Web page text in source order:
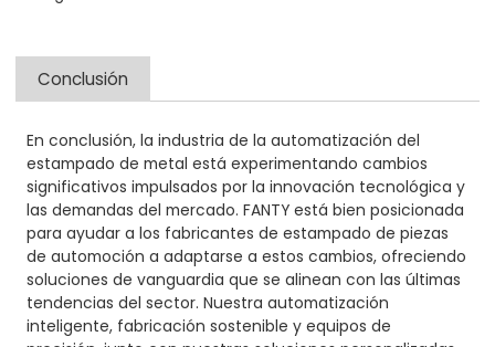
Conclusión
En conclusión, la industria de la automatización del
estampado de metal está experimentando cambios
significativos impulsados ​​por la innovación tecnológica y
las demandas del mercado. FANTY está bien posicionada
para ayudar a los fabricantes de estampado de piezas
de automoción a adaptarse a estos cambios, ofreciendo
soluciones de vanguardia que se alinean con las últimas
tendencias del sector. Nuestra automatización
inteligente, fabricación sostenible y equipos de